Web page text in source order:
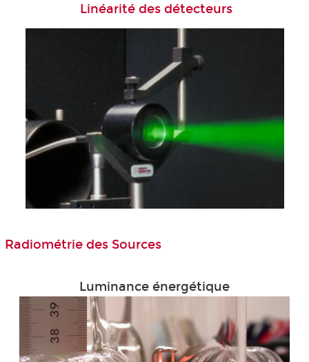
Linéarité des détecteurs
Radiométrie des Sources
Luminance énergétique